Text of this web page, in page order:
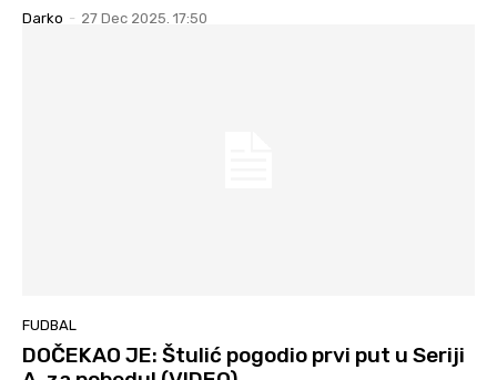
Darko - 27 Dec 2025. 17:50
FUDBAL
DOČEKAO JE: Štulić pogodio prvi put u Seriji